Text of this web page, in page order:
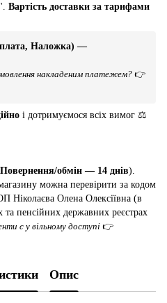
Вартість доставки за тарифами
Наложка) —
накладеним платежем? 👉
і дотримуємося всіх вимог ⚖️
обмін — 14 днів).
можна перевірити за кодом
Ніколаєва Олена Олексіївна (в
та пенсійних державних реєстрах
є у вільному доступі 👉
Опис